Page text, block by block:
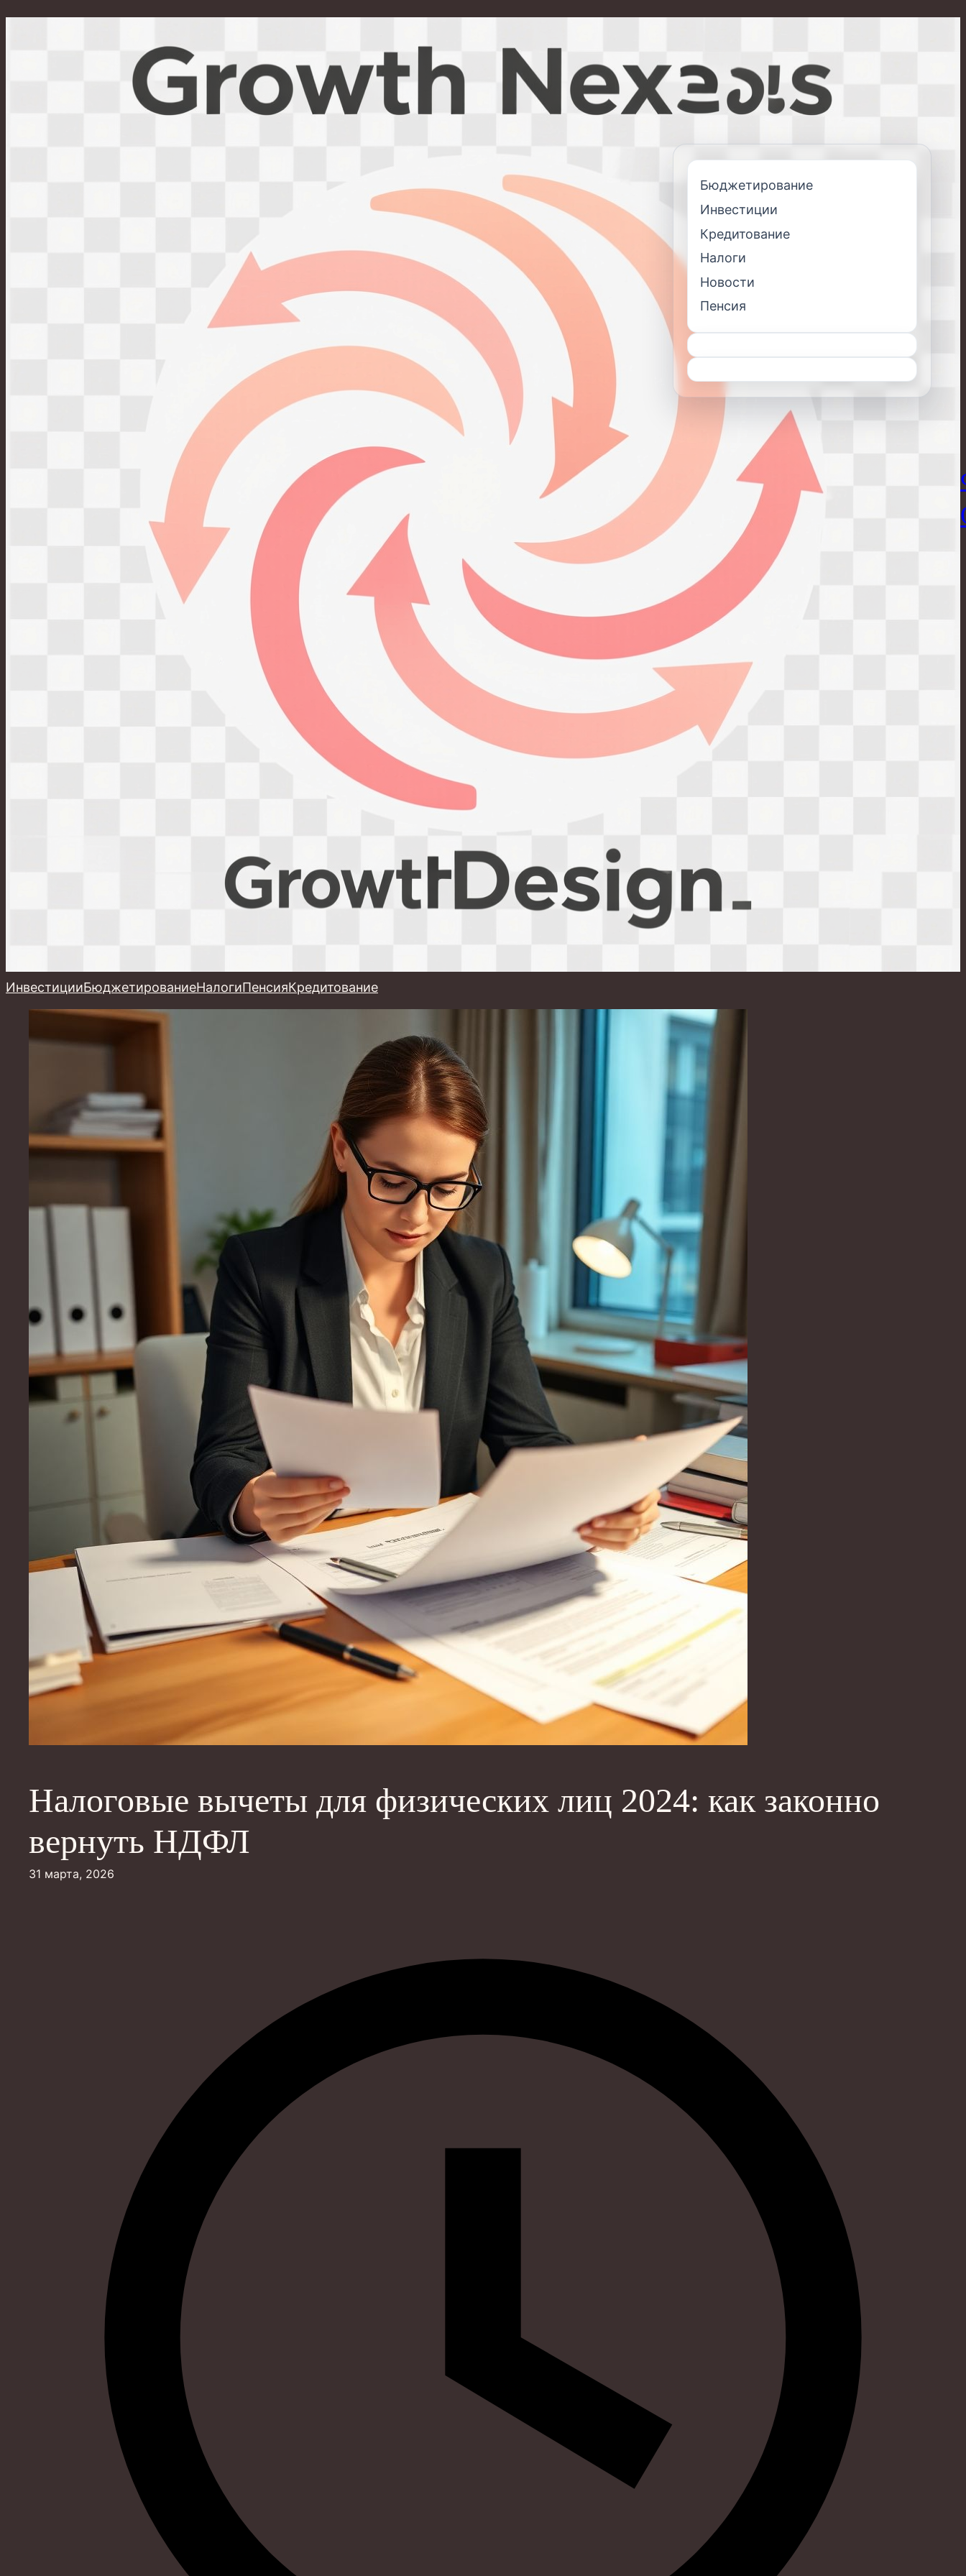
Перейти
ИнвестицииБюджетированиеНалогиПенсияКредитование
Налоговые вычеты для физических лиц 2024: как законно
вернуть НДФЛ
31 марта, 2026
Бюджетирование
Инвестиции
Кредитование
Налоги
Новости
Пенсия